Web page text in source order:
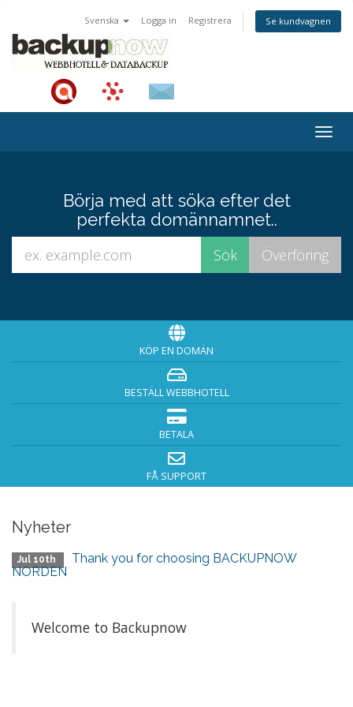
Svenska Logga in Registrera Se kundvagnen
Börja med att söka efter det
perfekta domännamnet..
KÖP EN DOMÄN
BESTÄLL WEBBHOTELL
BETALA
FÅ SUPPORT
Nyheter
Jul 10th
Thank you for choosing BACKUPNOW
NORDEN
Welcome to Backupnow